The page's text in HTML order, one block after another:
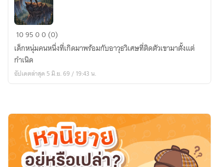
ศาสตรา
เทพ
109500 (0)
เด็กหนุ่มคนหนึ่งที่เกิดมาพร้อมกับอาวุธวิเศษที่ติดตัวเขามาตั้งแต่
กำเนิด
อัปเดตล่าสุด 5 มิ.ย. 69 / 19:43 น.